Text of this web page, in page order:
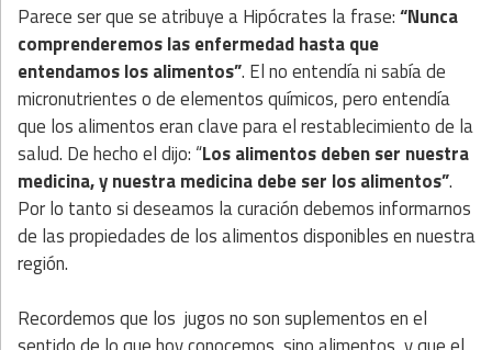
Parece ser que se atribuye a Hipócrates la frase:“Nunca
comprenderemos las enfermedad hasta que
entendamos los alimentos”. El no entendía ni sabía de
micronutrientes o de elementos químicos, pero entendía
que los alimentos eran clave para el restablecimiento de la
salud. De hecho el dijo: “Los alimentos deben ser nuestra
medicina, y nuestra medicina debe ser los alimentos”.
Por lo tanto si deseamos la curación debemos informarnos
de las propiedades de los alimentos disponibles en nuestra
región.
Recordemos que los jugos no son suplementos en el